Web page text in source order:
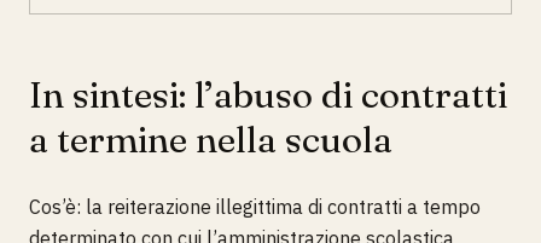
In sintesi: l’abuso di contratti
a termine nella scuola
Cos’è: la reiterazione illegittima di contratti a tempo
determinato con cui l’amministrazione scolastica